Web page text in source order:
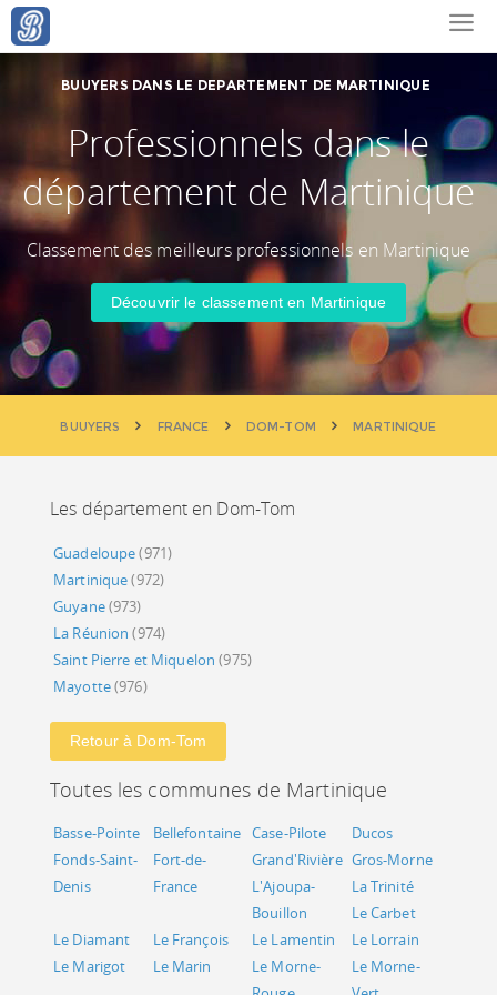
BUUYERS DANS LE DEPARTEMENT DE MARTINIQUE
Professionnels dans le
département de Martinique
Classement des meilleurs professionnels en Martinique
Découvrir le classement en Martinique
BUUYERS FRANCE DOM-TOM MARTINIQUE
Les département en Dom-Tom
Guadeloupe(971)
Martinique(972)
Guyane(973)
La Réunion (974)
Saint Pierre et Miquelon (975)
Mayotte(976)
Retour à Dom-Tom
Toutes les communes de Martinique
Basse-Pointe Bellefontaine Case-Pilote
Ducos
Fonds-Saint-
Denis
Fort-de-
France
Grand'Rivière Gros-Morne
L'Ajoupa-
Bouillon
La Trinité
Le Carbet
Le Diamant
Le François Le Lamentin
Le Lorrain
Le Marigot
Le Marin
Le Morne-
Le Morne-